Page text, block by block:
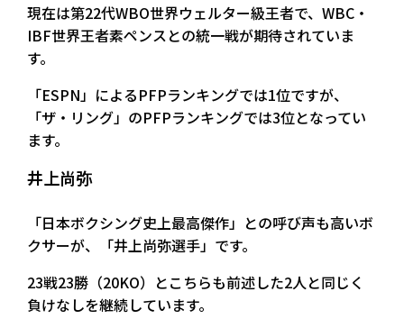
現在は第22代WBO世界ウェルター級王者で、WBC・
IBF世界王者素ペンスとの統一戦が期待されていま
す。
「ESPN」によるPFPランキングでは1位ですが、
「ザ・リング」のPFPランキングでは3位となってい
ます。
井上尚弥
「日本ボクシング史上最高傑作」との呼び声も高いボ
クサーが、「井上尚弥選手」です。
23戦23勝（20KO）とこちらも前述した2人と同じく
負けなしを継続しています。